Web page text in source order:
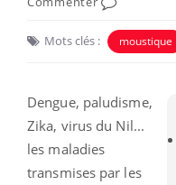
Mots clés : moustique
Dengue, paludisme,
Zika, virus du Nil...
les maladies
transmises par les